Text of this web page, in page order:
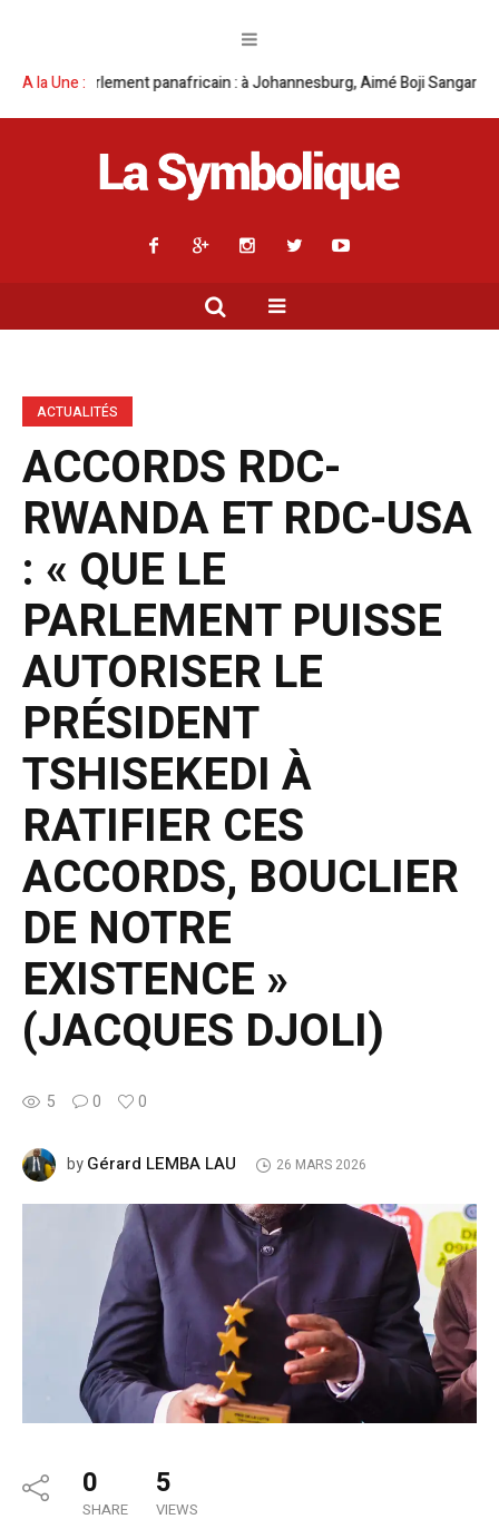
A la Une :
: à Johannesburg, Aimé Boji Sangara multiplie les plaidoyers en faveur
ACTUALITÉS
ACCORDS RDC-
RWANDA ET RDC-USA
: « QUE LE
PARLEMENT PUISSE
AUTORISER LE
PRÉSIDENT
TSHISEKEDI À
RATIFIER CES
ACCORDS, BOUCLIER
DE NOTRE
EXISTENCE »
(JACQUES DJOLI)
5 0 0
byGérard LEMBA LAU 26 MARS 2026
0
SHARE
5
VIEWS